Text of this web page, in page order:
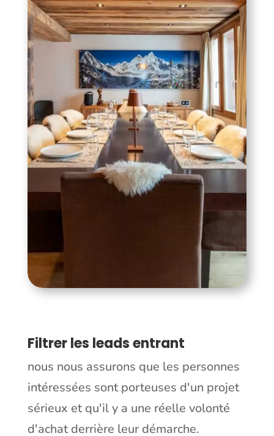
Filtrer les leads entrant
nous nous assurons que les personnes
intéressées sont porteuses d'un projet
sérieux et qu'il y a une réelle volonté
d'achat derrière leur démarche.